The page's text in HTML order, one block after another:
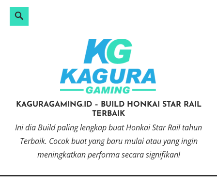
Search
KAGURAGAMING.ID – BUILD HONKAI STAR RAIL
TERBAIK
Ini dia Build paling lengkap buat Honkai Star Rail tahun
Terbaik. Cocok buat yang baru mulai atau yang ingin
meningkatkan performa secara signifikan!